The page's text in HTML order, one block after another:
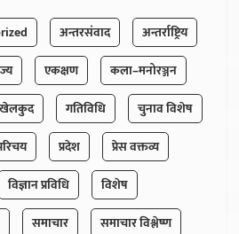
अन्तरसंवाद
अन्तर्राष्ट्रिय
एकक्षण
कला–मनोरञ्जन
खेलकुद गतिविधि
चुनाव विशेष
प्रदेश
प्रेस वक्तव्य
विज्ञान प्रविधि
विशेष
समाचार
समाचार विश्लेष्ण